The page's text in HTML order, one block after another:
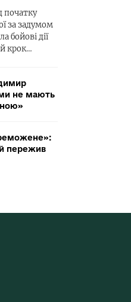
початку
за задумом
бойові дії
крок…
не мають
пережив